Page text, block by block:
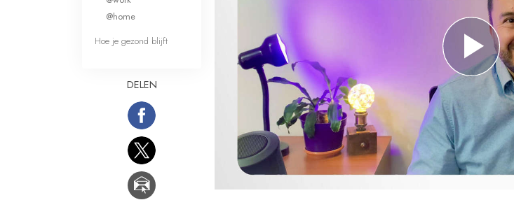
@home
Hoe je gezond blijft
DELEN